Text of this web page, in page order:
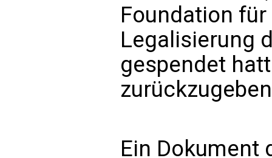
Foundation
Legalisierung
gespendet
Ein Dokument